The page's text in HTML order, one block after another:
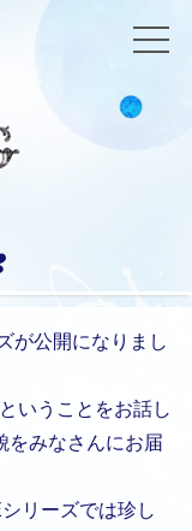
が公開になりまし
いうことをお話し
をみなさんにお届
リーズでは珍し